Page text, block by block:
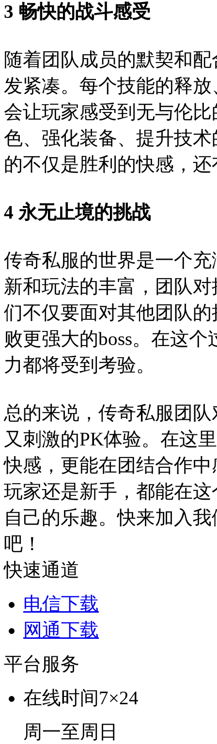
3 畅快的战斗感受
随着团队成员的默契和
发紧凑。每个技能的释
会让玩家感受到无与伦
色、强化装备、提升技
的不仅是胜利的快感，
4 永无止境的挑战
传奇私服的世界是一个
新和玩法的丰富，团队
们不仅要面对其他团队
败更强大的boss。在这
力都将受到考验。
总的来说，传奇私服团
又刺激的PK体验。在这
快感，更能在团结合作
玩家还是新手，都能在
自己的乐趣。快来加入
吧！
快速通道
电信下载
网通下载
平台服务
在线时间7×24
周一至周日